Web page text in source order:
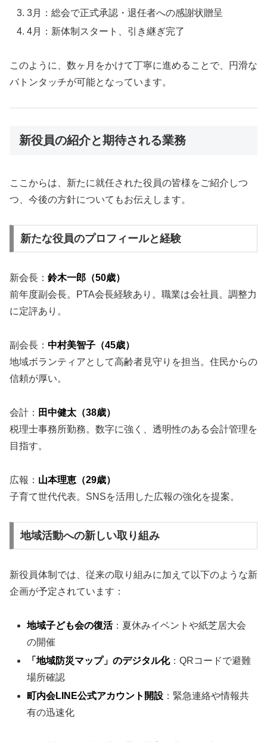
3月：総会で正式承認・退任者への感謝状贈呈
4月：新体制スタート、引き継ぎ完了
このように、数ヶ月をかけて丁寧に進めることで、円滑な
バトンタッチが可能となっています。
新役員の紹介と期待される業務
ここからは、新たに就任された役員の皆様をご紹介しつ
つ、今後の方針についてもお伝えします。
新たな役員のプロフィールと経験
新会長： 鈴木一郎（50歳）
前年度副会長。PTA会長経験あり。職業は会社員。調整力
に定評あり。
副会長： 中村美智子（45歳）
地域ボランティアとして高齢者見守りを担当。住民からの
信頼が厚い。
会計： 田中健太（38歳）
税理士事務所勤務。数字に強く、透明性のある会計管理を
目指す。
広報： 山本理恵（29歳）
子育て世代代表。SNSを活用した広報の強化を提案。
地域活動への新しい取り組み
新役員体制では、従来の取り組みに加えて以下のような新
企画が予定されています：
地域子ども会の復活：夏休みイベントや紙芝居大会
の開催
「地域防災マップ」のデジタル化：QRコードで避難
場所確認
町内会LINE公式アカウント開設 ：緊急連絡や情報共
有の迅速化